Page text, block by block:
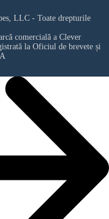
LLC - Toate drepturile
comercială a Clever
la Oficiul de brevete și